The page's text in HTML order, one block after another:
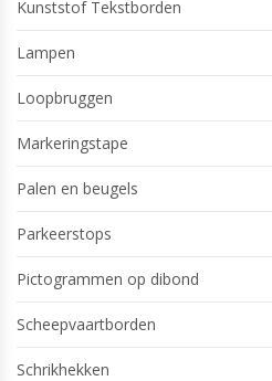
Kunststof Tekstborden
Lampen
Loopbruggen
Markeringstape
Palen en beugels
Parkeerstops
Pictogrammen op dibond
Scheepvaartborden
Schrikhekken